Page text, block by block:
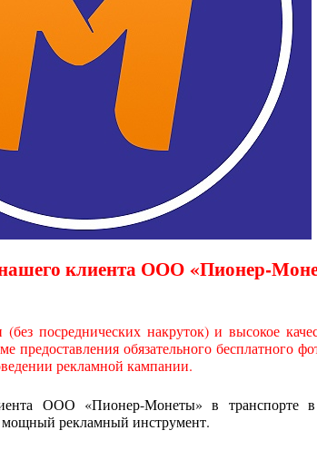
клиента ООО «Пионер-
посреднических накруток) и высокое
обязательного бесплатного
рекламной кампании.
ООО «Пионер-Монеты» в транспорте в
рекламный инструмент.